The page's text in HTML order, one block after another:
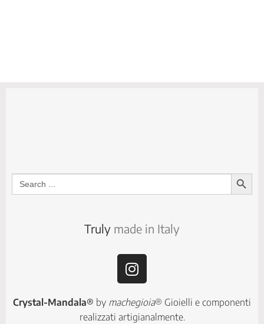
Search
for:
Search Button
Truly made in Italy
Crystal-Mandala® by machegioia® Gioielli e componenti
realizzati artigianalmente.